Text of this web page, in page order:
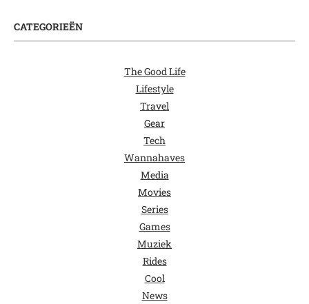
CATEGORIEËN
The Good Life
Lifestyle
Travel
Gear
Tech
Wannahaves
Media
Movies
Series
Games
Muziek
Rides
Cool
News